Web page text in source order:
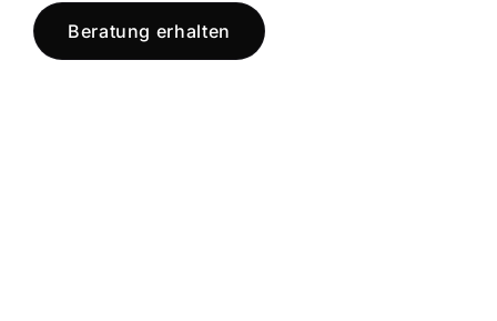
Beratung erhalten